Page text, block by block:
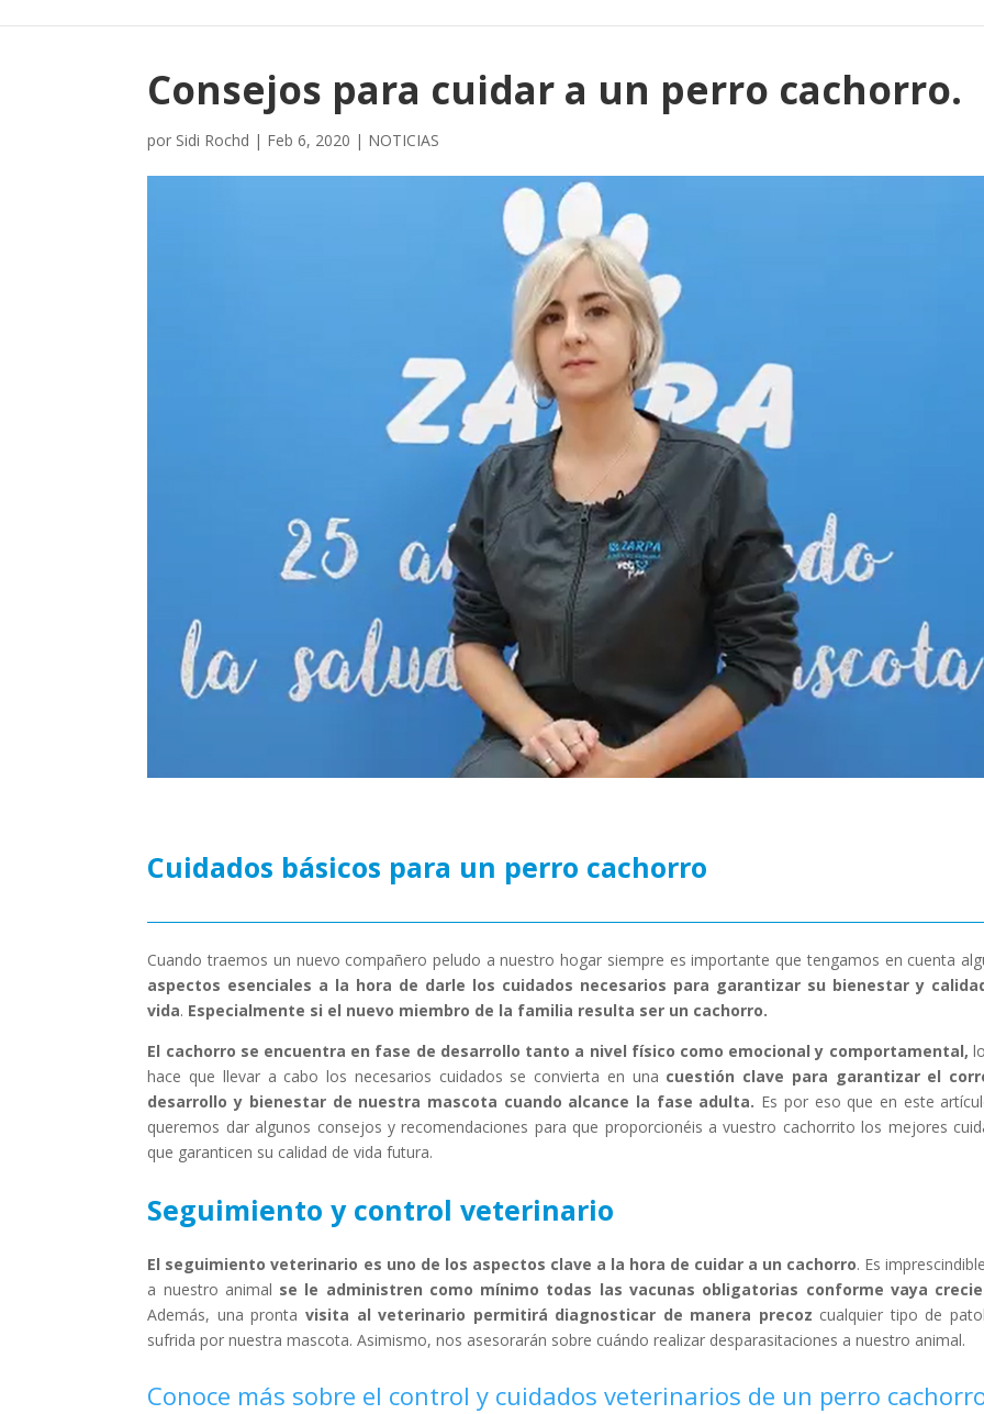
Consejos para cuidar a un perro cachorro.
por Sidi Rochd | Feb 6, 2020 | NOTICIAS
Cuidados básicos para un perro cachorro
Cuando traemos un nuevo compañero peludo a nuestro hogar siempre es importante que tengamos en cuenta
aspectos esenciales a la hora de darle los cuidados necesarios para garantizar su bienestar y
vida. Especialmente si el nuevo miembro de la familia resulta ser un cachorro.
El cachorro se encuentra en fase de desarrollo tanto a nivel físico como emocional y comportamental,
hace que llevar a cabo los necesarios cuidados se convierta en una cuestión clave para garantizar el
desarrollo y bienestar de nuestra mascota cuando alcance la fase adulta. Es por eso que en este
queremos dar algunos consejos y recomendaciones para que proporcionéis a vuestro cachorrito los mejores
que garanticen su calidad de vida futura.
Seguimiento y control veterinario
El seguimiento veterinario es uno de los aspectos clave a la hora de cuidar a un cachorro. Es
a nuestro animal se le administren como mínimo todas las vacunas obligatorias conforme vaya
Además, una prontavisita al veterinario permitirá diagnosticar de manera precoz cualquier tipo de
sufrida por nuestra mascota. Asimismo, nos asesorarán sobre cuándo realizar desparasitaciones a nuestro animal.
Conoce más sobre el control y cuidados veterinarios de un perro